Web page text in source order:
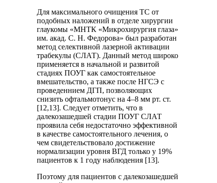
Для максимального очищения ТС от
подобных наложений в отделе хирургии
глаукомы «МНТК «Микрохирургия глаза»
им. акад. С. Н. Федорова» был разработан
метод селективной лазерной активации
трабекулы (СЛАТ). Данный метод широко
применяется в начальной и развитой
стадиях ПОУГ как самостоятельное
вмешательство, а также после НГСЭ с
проведеннием ДГП, позволяющих
снизить офтальмотонус на 4–8 мм рт. ст.
[12,13]. Следует отметить, что в
далекозашедшей стадии ПОУГ СЛАТ
проявила себя недостаточно эффективной
в качестве самостоятельного лечения, о
чем свидетельствовало достижение
нормализации уровня ВГД только у 19%
пациентов к 1 году наблюдения [13].
Поэтому для пациентов с далекозашедшей